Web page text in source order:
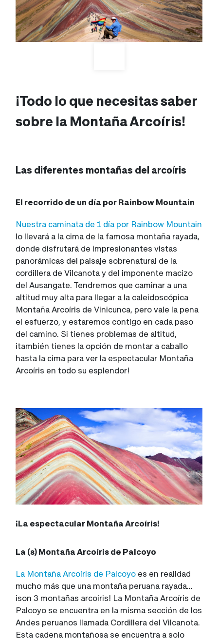
¡Todo lo que necesitas saber
sobre la Montaña Arcoíris!
Las diferentes montañas del arcoíris
El recorrido de un día por Rainbow Mountain
Nuestra caminata de 1 día por Rainbow Mountain
lo llevará a la cima de la famosa montaña rayada,
donde disfrutará de impresionantes vistas
panorámicas del paisaje sobrenatural de la
cordillera de Vilcanota y del imponente macizo
del Ausangate. Tendremos que caminar a una
altitud muy alta para llegar a la caleidoscópica
Montaña Arcoíris de Vinicunca, pero vale la pena
el esfuerzo, y estaremos contigo en cada paso
del camino. Si tienes problemas de altitud,
¡también tienes la opción de montar a caballo
hasta la cima para ver la espectacular Montaña
Arcoíris en todo su esplendor!
¡La espectacular Montaña Arcoíris!
La (s) Montaña Arcoíris de Palcoyo
La Montaña Arcoíris de Palcoyo es en realidad
mucho más que una montaña peruana rayada...
¡son 3 montañas arcoíris! La Montaña Arcoíris de
Palcoyo se encuentra en la misma sección de los
Andes peruanos llamada Cordillera del Vilcanota.
Esta cadena montañosa se encuentra a solo